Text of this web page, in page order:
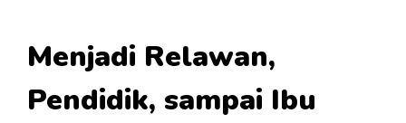
Menjadi Relawan,
Pendidik, sampai Ibu